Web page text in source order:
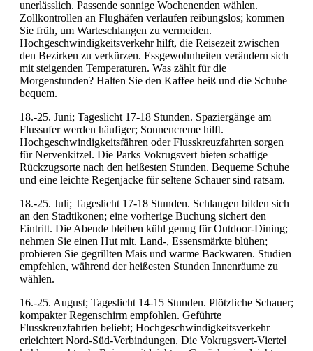
unerlässlich. Passende sonnige Wochenenden wählen.
Zollkontrollen an Flughäfen verlaufen reibungslos; kommen
Sie früh, um Warteschlangen zu vermeiden.
Hochgeschwindigkeitsverkehr hilft, die Reisezeit zwischen
den Bezirken zu verkürzen. Essgewohnheiten verändern sich
mit steigenden Temperaturen. Was zählt für die
Morgenstunden? Halten Sie den Kaffee heiß und die Schuhe
bequem.
18.-25. Juni; Tageslicht 17-18 Stunden. Spaziergänge am
Flussufer werden häufiger; Sonnencreme hilft.
Hochgeschwindigkeitsfähren oder Flusskreuzfahrten sorgen
für Nervenkitzel. Die Parks Vokrugsvert bieten schattige
Rückzugsorte nach den heißesten Stunden. Bequeme Schuhe
und eine leichte Regenjacke für seltene Schauer sind ratsam.
18.-25. Juli; Tageslicht 17-18 Stunden. Schlangen bilden sich
an den Stadtikonen; eine vorherige Buchung sichert den
Eintritt. Die Abende bleiben kühl genug für Outdoor-Dining;
nehmen Sie einen Hut mit. Land-, Essensmärkte blühen;
probieren Sie gegrillten Mais und warme Backwaren. Studien
empfehlen, während der heißesten Stunden Innenräume zu
wählen.
16.-25. August; Tageslicht 14-15 Stunden. Plötzliche Schauer;
kompakter Regenschirm empfohlen. Geführte
Flusskreuzfahrten beliebt; Hochgeschwindigkeitsverkehr
erleichtert Nord-Süd-Verbindungen. Die Vokrugsvert-Viertel